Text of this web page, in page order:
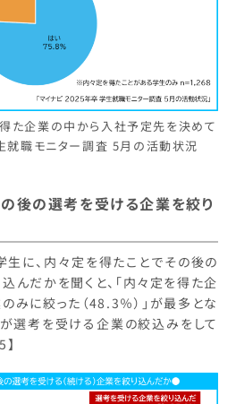
得た企業の中から入社予定先を決めて
職モニター調査 5月の活動状況
後の選考を受ける企業を絞り
に、内々定を得たことでその後の
んだかを聞くと、「内々定を得た企
みに絞った（48.3％）」が最多とな
選考を受ける企業の絞込みをして